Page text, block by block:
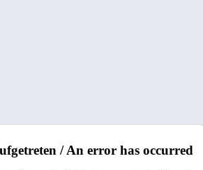
/ An error has occurred